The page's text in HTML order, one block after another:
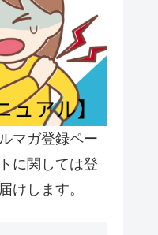
マガ登録ペー
に関しては登
けします。